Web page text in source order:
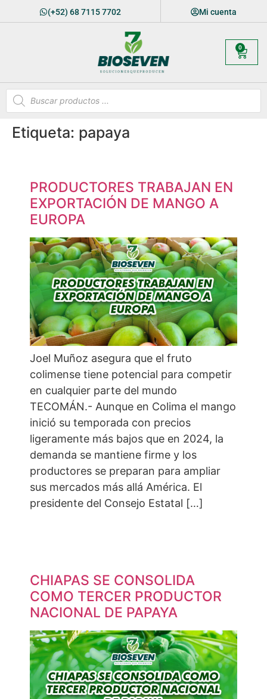
(+52) 68 7115 7702 Mi cuenta
0
Etiqueta: papaya
PRODUCTORES TRABAJAN EN
EXPORTACIÓN DE MANGO A
EUROPA
Joel Muñoz asegura que el fruto
colimense tiene potencial para competir
en cualquier parte del mundo
TECOMÁN.- Aunque en Colima el mango
inició su temporada con precios
ligeramente más bajos que en 2024, la
demanda se mantiene firme y los
productores se preparan para ampliar
sus mercados más allá América. El
presidente del Consejo Estatal […]
CHIAPAS SE CONSOLIDA
COMO TERCER PRODUCTOR
NACIONAL DE PAPAYA